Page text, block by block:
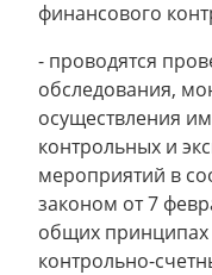
финансового
- проводятся
обследования,
осуществления
контрольных и
мероприятий в
законом от 7
общих принципах
контрольно-